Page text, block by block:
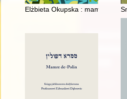
Elżbieta Okupska : mam